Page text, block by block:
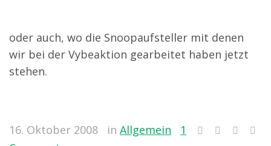
oder auch, wo die Snoopaufsteller mit denen
wir bei der Vybeaktion gearbeitet haben jetzt
stehen.
16. Oktober 2008 in Allgemein
1